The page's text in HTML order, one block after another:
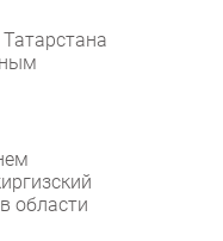
области